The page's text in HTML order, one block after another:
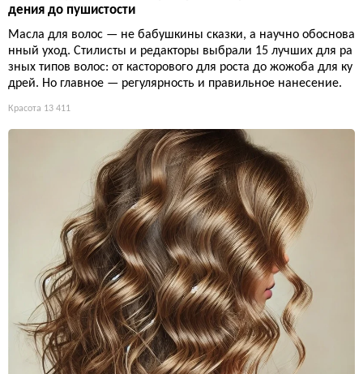
дения до пушистости
Масла для волос — не бабушкины сказки, а научно обоснова
нный уход. Стилисты и редакторы выбрали 15 лучших для ра
зных типов волос: от касторового для роста до жожоба для ку
дрей. Но главное — регулярность и правильное нанесение.
Красота 13 411